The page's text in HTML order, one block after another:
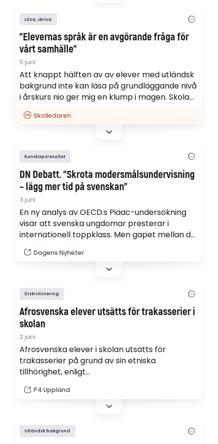
tjejkompisar i Afghanistan inte…
Läsa, skriva
”Elevernas språk är en avgörande fråga för
vårt samhälle”
5 juni
Att knappt hälften av av elever med utländsk
bakgrund inte kan läsa på grundläggande nivå
i årskurs nio ger mig en klump i magen. Skolan
måste steppa upp och inte nöja sig med
mindre än att alla elever, oavsett språklig
förmåga och bakgrund, blir starka läsare,
Skolledaren
Kunskapsresultat
DN Debatt. ”Skrota modersmålsundervisning
– lägg mer tid på svenskan”
3 juni
En ny analys av OECD:s Piaac-undersökning
visar att svenska ungdomar presterar i
internationell toppklass. Men gapet mellan de
– det bör bli skolpolitikens främsta fokus,
skriver Gabriel Heller Sahlgren, Institutet för
Dagens Nyheter
Diskriminering
Afrosvenska elever utsätts för trakasserier i
skolan
2 juni
Afrosvenska elever i skolan utsätts för
trakasserier på grund av sin etniska
tillhörighet, enligt
rasistiska glåpord eller klotter som tillåts sitta
kvar, men också allvarliga former av fysiskt
grund av etnisk tillhörighet i skolan är 30
procent afrosvenska elever, eller elever som
P4 Uppland
Utländsk bakgrund